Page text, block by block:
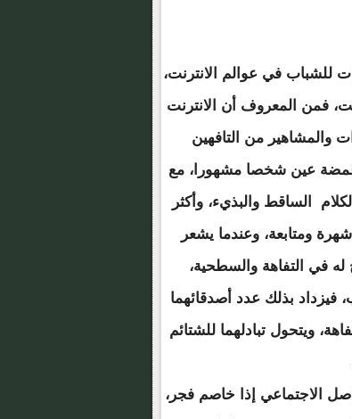
للشباب في عوالم الانترنت،
فمن المعروف أن الانترنت
والمشاهير من التافهين
غمضة عين شخصا مشهورا، مع
الساقط والبذيء، وأكثر
ومتابعة، وعندما يشعر
في التفاهة والسطحية،
فيزداد بذلك عدد أصدقائهما
ويتحول تبادلهما للشتائم
الاجتماعي إذا خاصم فجر،